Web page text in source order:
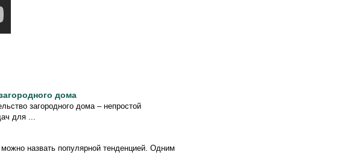
дома
загородного дома – непростой
для ...
назвать популярной тенденцией. Одним